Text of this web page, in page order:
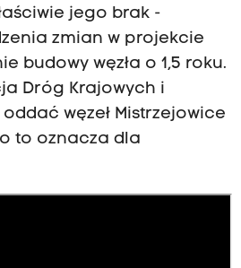
jego brak -
zmian w projekcie
budowy węzła o 1,5 roku.
Dróg Krajowych i
węzeł Mistrzejowice
to oznacza dla